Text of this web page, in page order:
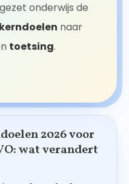
onderwijs de
kerndoelen naar
toetsing.
2026 voor
wat verandert